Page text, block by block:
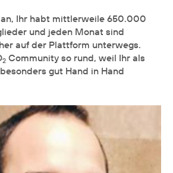
Ihr habt mittlerweile 650.000
und jeden Monat sind
auf der Plattform unterwegs.
2 Community so rund, weil Ihr als
gut Hand in Hand